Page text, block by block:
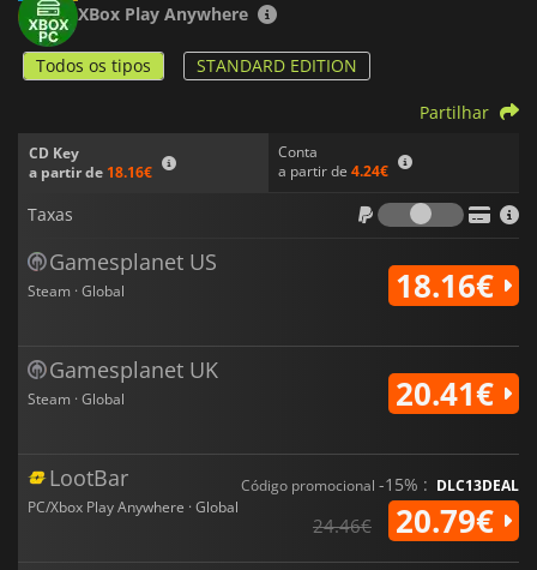
XBox Play Anywhere
Todos os tipos STANDARD EDITION
CD Key
a partir de 18.16€
Conta
a partir de 4.24€
Partilhar
Taxas
Taxas
Gamesplanet US
Steam · Global 18.16€
Gamesplanet UK
Steam · Global 20.41€
LootBar
PC/Xbox Play Anywhere · Global
Código promocional -15% : DLC13DEAL
24.46€ 20.79€